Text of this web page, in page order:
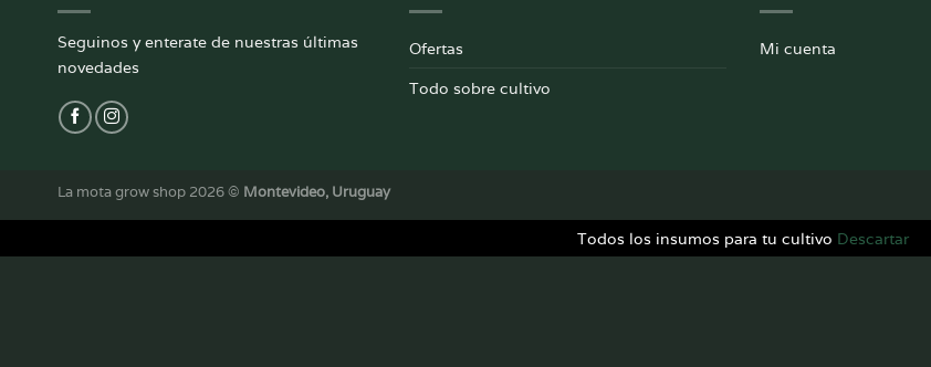
Seguinos y enterate de nuestras últimas
novedades
Ofertas
Todo sobre cultivo
Mi cuenta
La mota grow shop 2026 © Montevideo, Uruguay
Todos los insumos para tu cultivo Descartar